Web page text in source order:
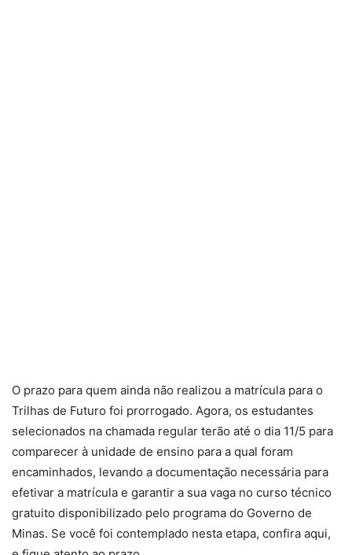
O prazo para quem ainda não realizou a matrícula para o
Trilhas de Futuro foi prorrogado. Agora, os estudantes
selecionados na chamada regular terão até o dia 11/5 para
comparecer à unidade de ensino para a qual foram
encaminhados, levando a documentação necessária para
efetivar a matrícula e garantir a sua vaga no curso técnico
gratuito disponibilizado pelo programa do Governo de
Minas. Se você foi contemplado nesta etapa, confira aqui,